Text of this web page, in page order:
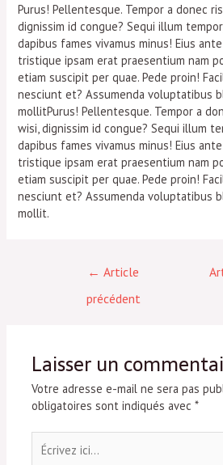
Purus! Pellentesque. Tempor a donec
dignissim id congue? Sequi illum
dapibus fames vivamus minus! Eius
tristique ipsam erat praesentium nam
etiam suscipit per quae. Pede proin!
nesciunt et? Assumenda voluptatibus
mollitPurus! Pellentesque. Tempor a
wisi, dignissim id congue? Sequi illum
dapibus fames vivamus minus! Eius
tristique ipsam erat praesentium nam
etiam suscipit per quae. Pede proin!
nesciunt et? Assumenda voluptatibus
mollit.
← Article
précédent
Laisser un
Votre adresse e-mail ne sera pas
obligatoires sont indiqués avec*
ici…